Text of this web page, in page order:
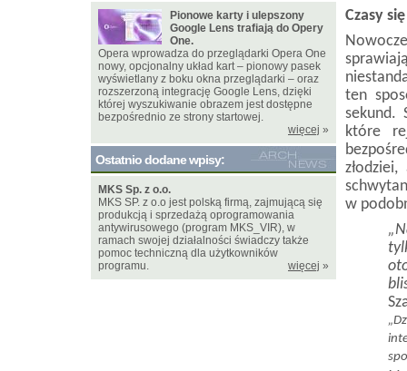
Czasy
ten
sekund.
które
w
Pionowe karty i ulepszony
Google Lens trafiają do Opery
One.
Opera wprowadza do przeglądarki Opera One
nowy, opcjonalny układ kart – pionowy pasek
wyświetlany z boku okna przeglądarki – oraz
rozszerzoną integrację Google Lens, dzięki
której wyszukiwanie obrazem jest dostępne
bezpośrednio ze strony startowej.
więcej »
Ostatnio dodane wpisy:
MKS Sp. z o.o.
MKS SP. z o.o jest polską firmą, zajmującą się
produkcją i sprzedażą oprogramowania
antywirusowego (program MKS_VIR), w
ramach swojej działalności świadczy także
pomoc techniczną dla użytkowników
programu.
więcej »